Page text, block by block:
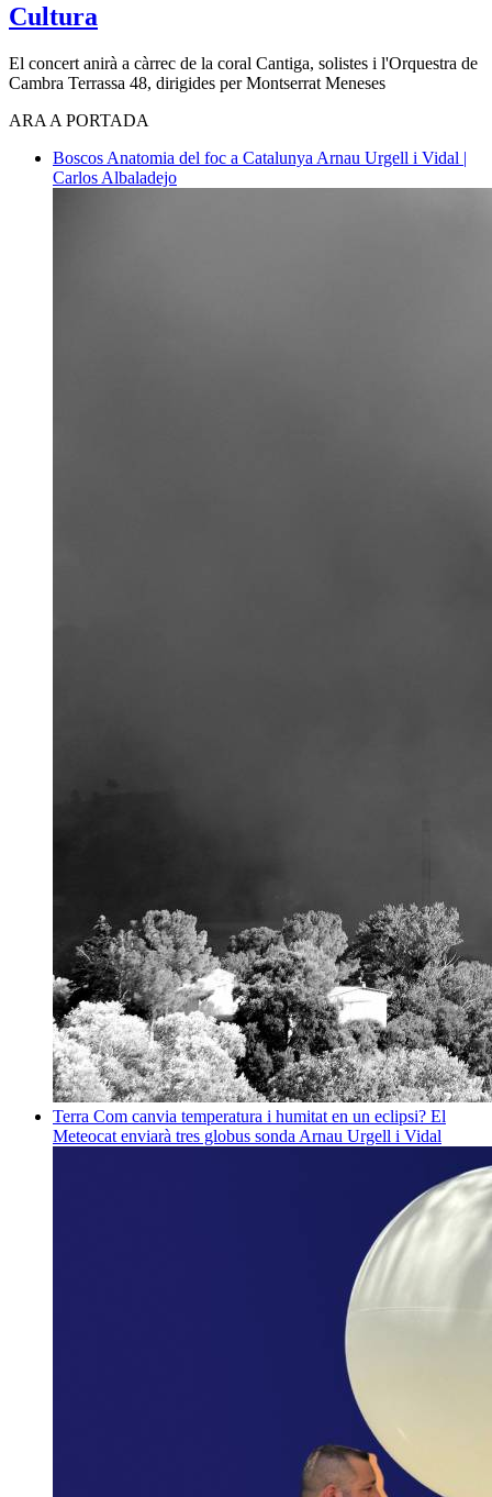
Cultura
El concert anirà a càrrec de la coral Cantiga, solistes i l'Orquestra de
Cambra Terrassa 48, dirigides per Montserrat Meneses
ARA A PORTADA
Boscos Anatomia del foc a Catalunya Arnau Urgell i Vidal |
Carlos Albaladejo
Terra Com canvia temperatura i humitat en un eclipsi? El
Meteocat enviarà tres globus sonda Arnau Urgell i Vidal